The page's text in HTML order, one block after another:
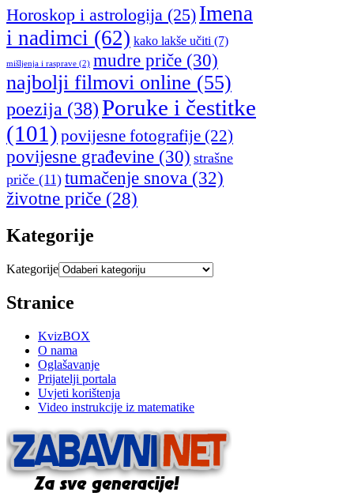
Horoskop i astrologija (25) Imena
i nadimci (62) kako lakše učiti (7)
mišljenja i rasprave (2) mudre priče (30)
najbolji filmovi online (55)
poezija (38)Poruke i čestitke
(101) povijesne fotografije (22)
povijesne građevine (30) strašne
priče (11) tumačenje snova (32)
životne priče (28)
Kategorije
Kategorije
Stranice
KvizBOX
O nama
Oglašavanje
Prijatelji portala
Uvjeti korištenja
Video instrukcije iz matematike